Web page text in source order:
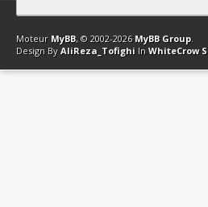
Contact Club Affiliation Retourner
Moteur MyBB, © 2002-2026 MyBB Group.
Design By AliReza_Tofighi In WhiteCrow